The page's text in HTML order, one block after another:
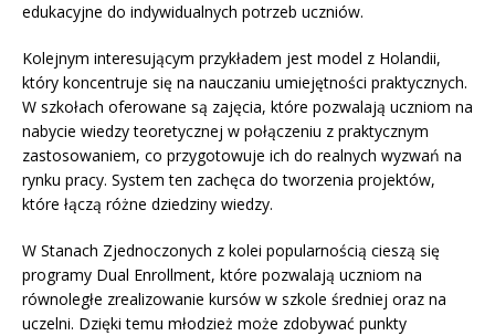
edukacyjne do indywidualnych potrzeb uczniów.
Kolejnym interesującym przykładem jest model z Holandii,
który koncentruje się na nauczaniu umiejętności praktycznych.
W szkołach oferowane są zajęcia, które pozwalają uczniom na
nabycie wiedzy teoretycznej w połączeniu z praktycznym
zastosowaniem, co przygotowuje ich do realnych wyzwań na
rynku pracy. System ten zachęca do tworzenia projektów,
które łączą różne dziedziny wiedzy.
W Stanach Zjednoczonych z kolei popularnością cieszą się
programy Dual Enrollment, które pozwalają uczniom na
równoległe zrealizowanie kursów w szkole średniej oraz na
uczelni. Dzięki temu młodzież może zdobywać punkty